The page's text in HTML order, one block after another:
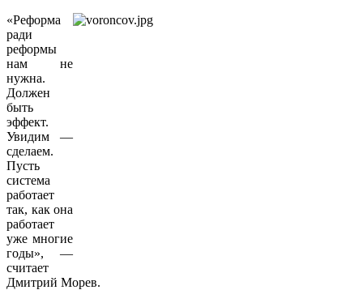
«Реформа
ради
реформы
нам не
нужна.
Должен
быть
эффект.
Увидим —
сделаем.
Пусть
система
работает
так, как она
работает
уже многие
годы», —
считает
Дмитрий Морев.